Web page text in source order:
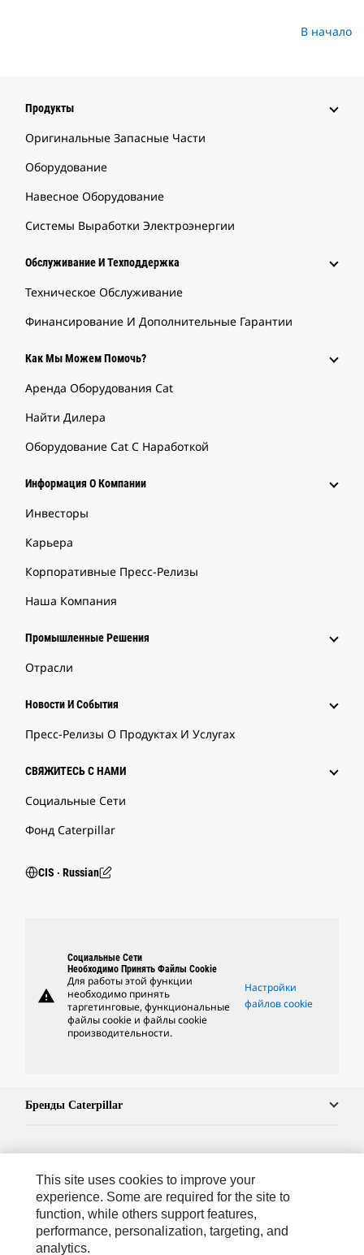
В начало
Продукты
Оригинальные Запасные Части
Оборудование
Навесное Оборудование
Системы Выработки Электроэнергии
Обслуживание И Техподдержка
Техническое Обслуживание
Финансирование И Дополнительные Гарантии
Как Мы Можем Помочь?
Аренда Оборудования Cat
Найти Дилера
Оборудование Cat С Наработкой
Информация О Компании
Инвесторы
Карьера
Корпоративные Пресс-Релизы
Наша Компания
Промышленные Решения
Отрасли
Новости И События
Пресс-Релизы О Продуктах И Услугах
СВЯЖИТЕСЬ С НАМИ
Социальные Сети
Фонд Caterpillar
CIS ‧ Russian
warning
Социальные Сети
Необходимо Принять Файлы Cookie
Для работы этой функции
необходимо принять
таргетинговые, функциональные
файлы cookie и файлы cookie
производительности.
Настройки
файлов cookie
Бренды Caterpillar
Связаться С Caterpillar
Карта Сайта
Cookie Settings
This site uses cookies to improve your
experience. Some are required for the site to
function, while others support features,
performance, personalization, targeting, and
analytics.